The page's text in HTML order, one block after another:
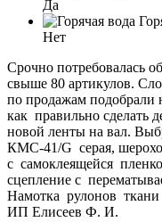
Да
Нет
Срочно потребовалась
свыше 80 артикулов.
по продажам
как правильно сделать
новой ленты на вал.
КМС-41/G серая,
с самоклеящейся
сцепление с
Намотка рулонов ткани
ИП Елисеев Ф. И.